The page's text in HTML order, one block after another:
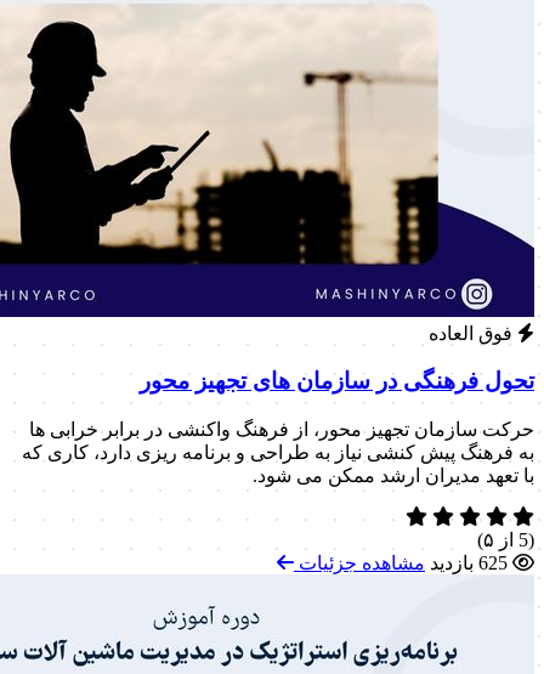
فوق العاده
تحول فرهنگی در سازمان های تجهیز محور
حرکت سازمان تجهیز محور، از فرهنگ واکنشی در برابر خرابی ها
به فرهنگ پیش کنشی نیاز به طراحی و برنامه ریزی دارد، کاری که
با تعهد مدیران ارشد ممکن می شود.
(5 از ۵)
مشاهده جزئیات